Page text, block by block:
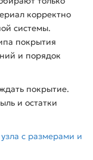
корректно
системы.
покрытия
и порядок
покрытие.
и остатки
с размерами и